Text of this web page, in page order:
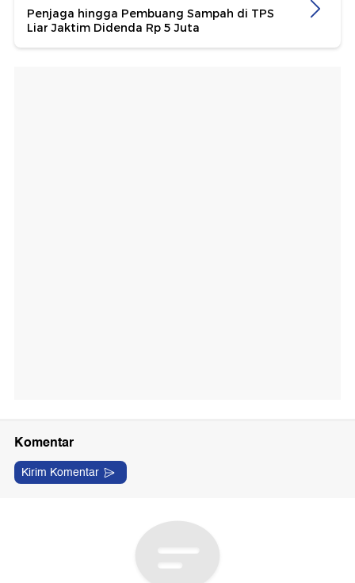
Penjaga hingga Pembuang Sampah di TPS
Liar Jaktim Didenda Rp 5 Juta